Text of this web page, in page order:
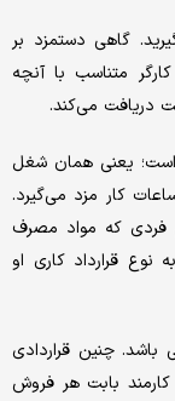
گاهی دستمزد بر
متناسب با آنچه
دریافت می‌کند.
است؛ یعنی همان شغل
کار مزد می‌گیرد.
فردی که مواد مصرف
قرارداد کاری او
باشد. چنین قراردادی
بابت هر فروش